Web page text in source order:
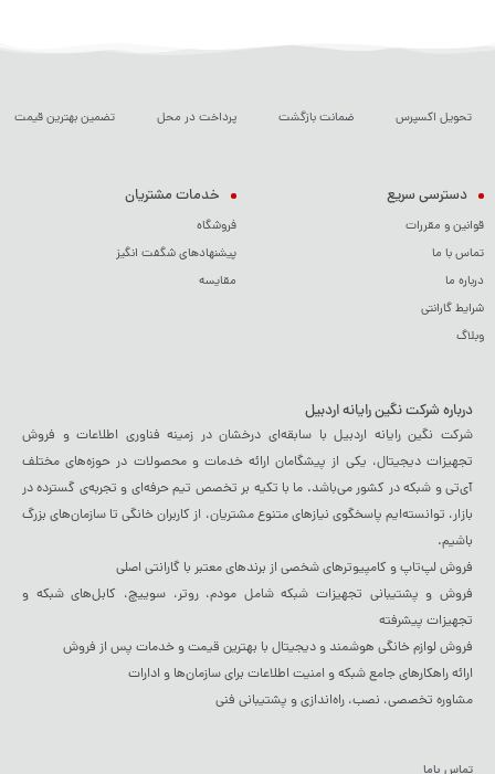
تحویل اکسپرس ضمانت بازگشت پرداخت در محل تضمین بهترین قیمت
دسترسی سریع
قوانین و مقررات
تماس با ما
درباره ما
شرایط گارانتی
وبلاگ
خدمات مشتریان
فروشگاه
پیشنهادهای شگفت انگیز
مقایسه
درباره شرکت نگین رایانه اردبیل
شرکت نگین رایانه اردبیل با سابقه‌ای درخشان در زمینه فناوری اطلاعات و فروش
تجهیزات دیجیتال، یکی از پیشگامان ارائه خدمات و محصولات در حوزه‌های مختلف
آی‌تی و شبکه در کشور می‌باشد. ما با تکیه بر تخصص تیم حرفه‌ای و تجربه‌ی گسترده در
بازار، توانسته‌ایم پاسخگوی نیازهای متنوع مشتریان، از کاربران خانگی تا سازمان‌های بزرگ
باشیم.
فروش لپ‌تاپ و کامپیوترهای شخصی از برندهای معتبر با گارانتی اصلی
فروش و پشتیبانی تجهیزات شبکه شامل مودم، روتر، سوییچ، کابل‌های شبکه و
تجهیزات پیشرفته
فروش لوازم خانگی هوشمند و دیجیتال با بهترین قیمت و خدمات پس از فروش
ارائه راهکارهای جامع شبکه و امنیت اطلاعات برای سازمان‌ها و ادارات
مشاوره تخصصی، نصب، راه‌اندازی و پشتیبانی فنی